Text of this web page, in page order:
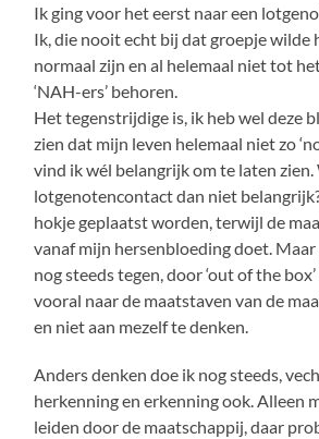
Ik ging voor het eerst naar een
Ik, die nooit echt bij dat groepje wilde
normaal zijn en al helemaal niet tot
‘NAH-ers’ behoren.
Het tegenstrijdige is, ik heb wel deze
zien dat mijn leven helemaal niet zo
vind ik wél belangrijk om te laten
lotgenotencontact dan niet
hokje geplaatst worden, terwijl de
vanaf mijn hersenbloeding doet. Maar
nog steeds tegen, door ‘out of the
vooral naar de maatstaven van de
en niet aan mezelf te denken.
Anders denken doe ik nog steeds,
herkenning en erkenning ook. Alleen
leiden door de maatschappij, daar